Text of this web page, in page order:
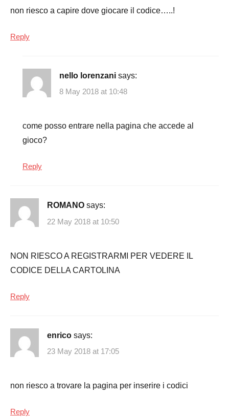
non riesco a capire dove giocare il codice…..!
Reply
nello lorenzani says:
8 May 2018 at 10:48
come posso entrare nella pagina che accede al
gioco?
Reply
ROMANO says:
22 May 2018 at 10:50
NON RIESCO A REGISTRARMI PER VEDERE IL
CODICE DELLA CARTOLINA
Reply
enrico says:
23 May 2018 at 17:05
non riesco a trovare la pagina per inserire i codici
Reply